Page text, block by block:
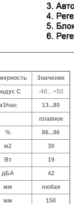
Значение
С
-40... +50
час
13...80
плавное
%
86...96
м2
30
Вт
19
дБА
42
мм
любая
мм 150